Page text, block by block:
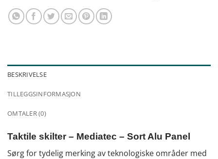
BESKRIVELSE
TILLEGGSINFORMASJON
OMTALER (0)
Taktile skilter – Mediatec – Sort Alu Panel
Sørg for tydelig merking av teknologiske områder med